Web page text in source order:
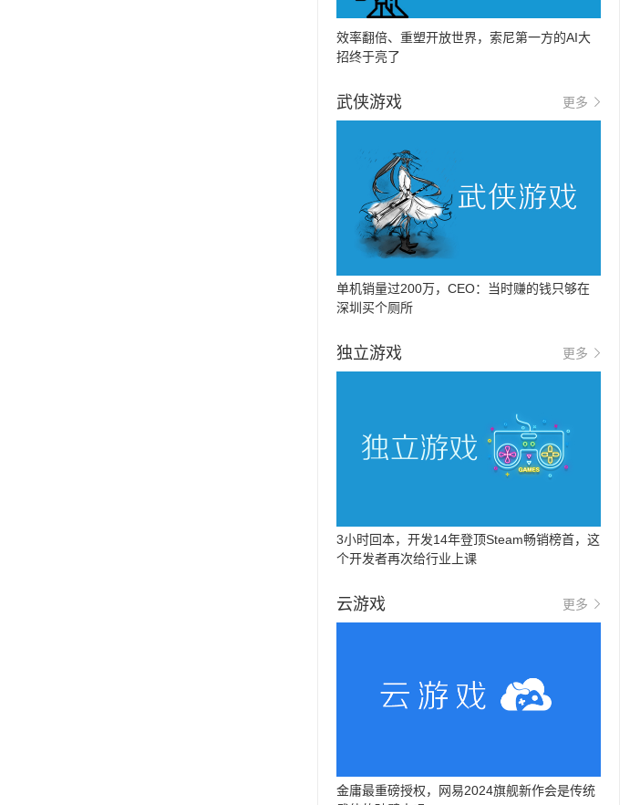
效率翻倍、重塑开放世界，索尼第一方的AI大
招终于亮了
武侠游戏 更多
单机销量过200万，CEO：当时赚的钱只够在
深圳买个厕所
独立游戏 更多
3小时回本，开发14年登顶Steam畅销榜首，这
个开发者再次给行业上课
云游戏 更多
金庸最重磅授权，网易2024旗舰新作会是传统